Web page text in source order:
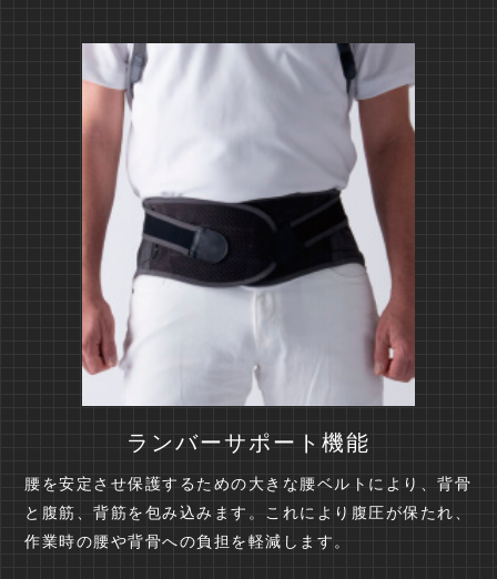
ランバーサポート機能
腰を安定させ保護するための大きな腰ベルトにより、背骨
と腹筋、背筋を包み込みます。これにより腹圧が保たれ、
作業時の腰や背骨への負担を軽減します。